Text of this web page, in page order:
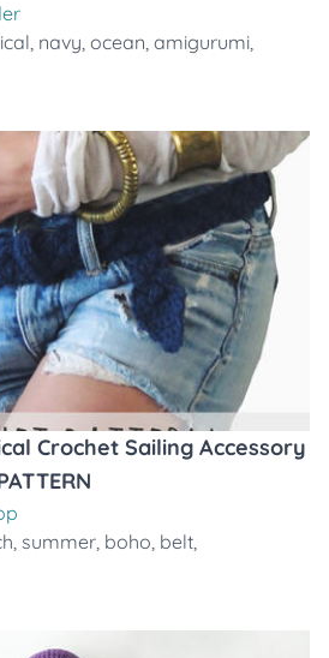
, navy, ocean, amigurumi,
Crochet Sailing Accessory
, summer, boho, belt,